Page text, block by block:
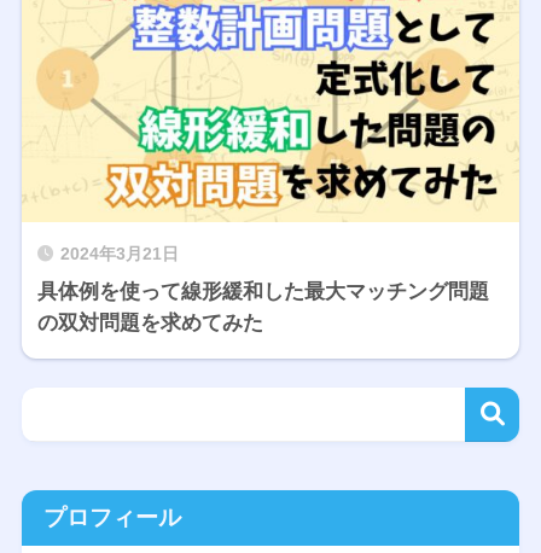
2024年3月21日
具体例を使って線形緩和した最大マッチング問題
の双対問題を求めてみた
プロフィール